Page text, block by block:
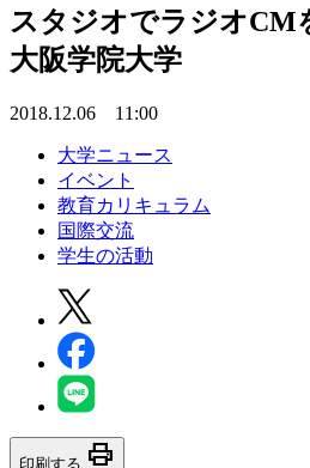
スタジオでラジオ
大阪学院大学
2018.12.06 11:00
大学ニュース
イベント
教育カリキュラム
国際交流
学生の活動
印刷する print